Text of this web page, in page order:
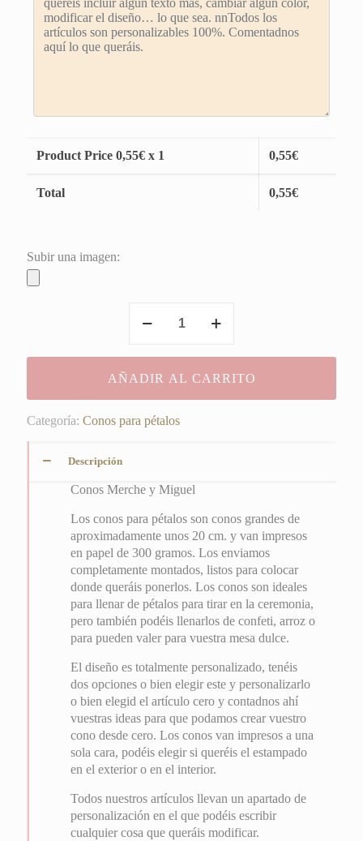
Product Price 0,55€ x 1 0,55€
Total 0,55€
Subir una imagen:
Merche
Miguel
cantidad
AÑADIR AL CARRITO
Categoría: Conos para pétalos
Descripción
Conos Merche y Miguel
Los conos para pétalos son conos grandes de
aproximadamente unos 20 cm. y van impresos
en papel de 300 gramos. Los enviamos
completamente montados, listos para colocar
donde queráis ponerlos. Los conos son ideales
para llenar de pétalos para tirar en la ceremonia,
pero también podéis llenarlos de confeti, arroz o
para pueden valer para vuestra mesa dulce.
El diseño es totalmente personalizado, tenéis
dos opciones o bien elegir este y personalizarlo
o bien elegid el artículo cero y contadnos ahí
vuestras ideas para que podamos crear vuestro
cono desde cero. Los conos van impresos a una
sola cara, podéis elegir si queréis el estampado
en el exterior o en el interior.
Todos nuestros artículos llevan un apartado de
personalización en el que podéis escribir
cualquier cosa que queráis modificar.